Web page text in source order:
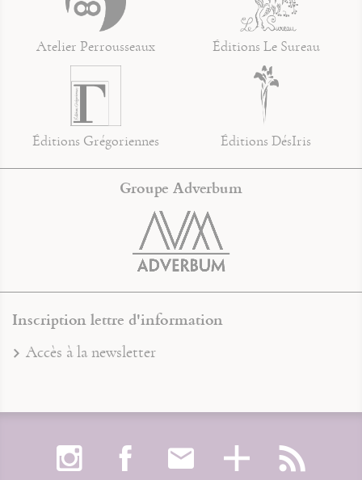
Atelier Perrousseaux Éditions Le Sureau
Éditions Grégoriennes Éditions DésIris
Groupe Adverbum
Inscription lettre d'information
Accès à la newsletter